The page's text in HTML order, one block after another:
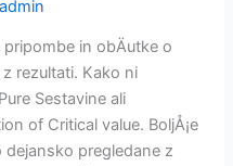
admin
in obÄutke o
rezultati. Kako ni
Sestavine ali
of Critical value. BoljÅ¡e
pregledane z